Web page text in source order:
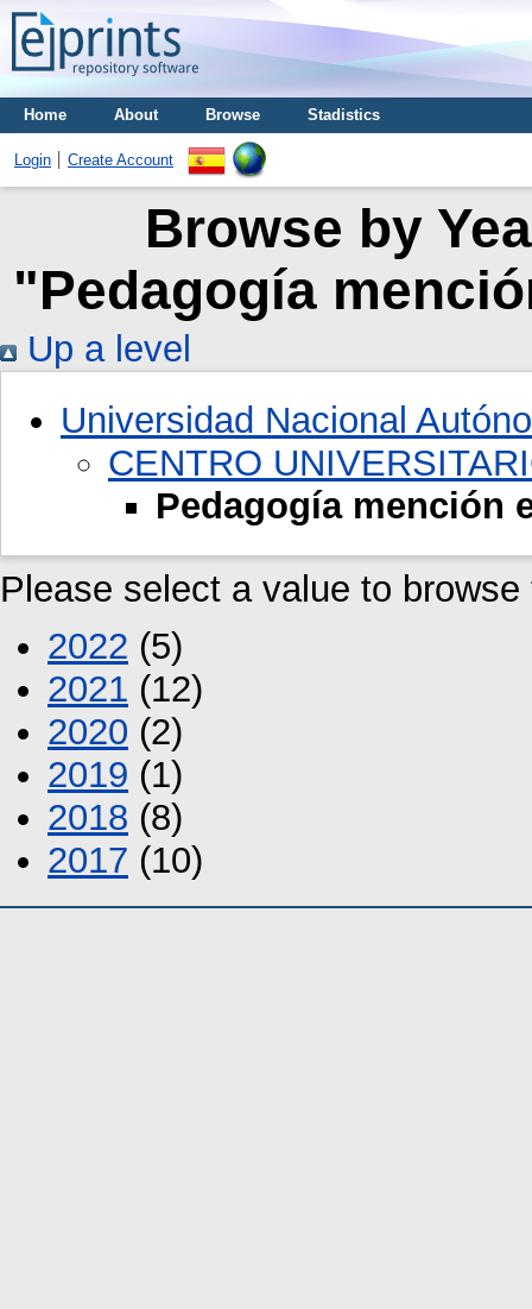
Home About Browse Stadistics
Login Create Account
Browse by
"Pedagogía
Up a level
Universidad Nacional
CENTRO
Pedagogía mención
Please select a value to
2022 (5)
2021 (12)
2020 (2)
2019 (1)
2018 (8)
2017 (10)